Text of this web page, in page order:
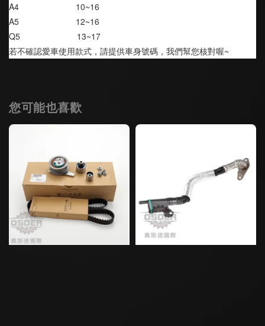
A4                        10~16
A5                        12~16
Q5                        13~17
若不確認愛車使用款式，請提供車身號碼，我們幫您核對喔~
您可能也喜歡